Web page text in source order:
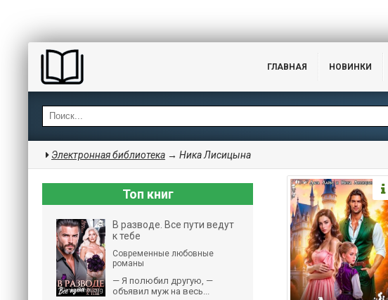
ГЛАВНАЯ НОВИНКИ
Электронная библиотека → Ника Лисицына
Топ книг
В разводе. Все пути ведут
к тебе
Современные любовные
романы
— Я полюбил другую, —
объявил муж на весь...